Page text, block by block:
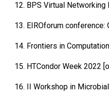
12. BPS Virtual Networking
13. EIROforum conference:
14. Frontiers in
15. HTCondor Week 2022
16. II Workshop in